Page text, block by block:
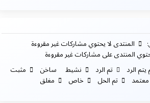
المنتدى لا يحتوي مشاركات غير مقروءة
المنتدى على مشاركات غير مقروءة
الرد تم الرد نشيط ساخن مثبت
تم الحل خاص مغلق